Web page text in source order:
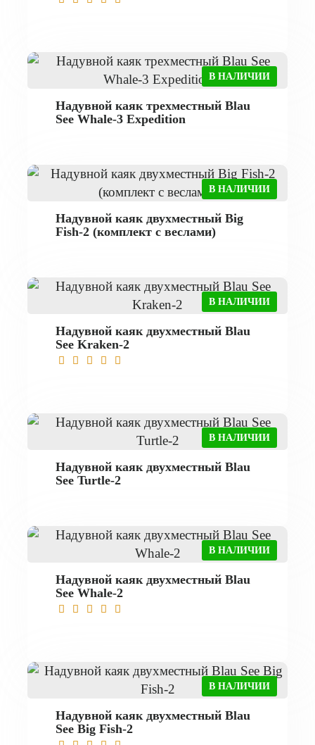
В НАЛИЧИИ
Надувной каяк трехместный Blau
See Whale-3 Expedition
В НАЛИЧИИ
Надувной каяк двухместный Big
Fish-2 (комплект с веслами)
В НАЛИЧИИ
Надувной каяк двухместный Blau
See Kraken-2
В НАЛИЧИИ
Надувной каяк двухместный Blau
See Turtle-2
В НАЛИЧИИ
Надувной каяк двухместный Blau
See Whale-2
В НАЛИЧИИ
Надувной каяк двухместный Blau
See Big Fish-2